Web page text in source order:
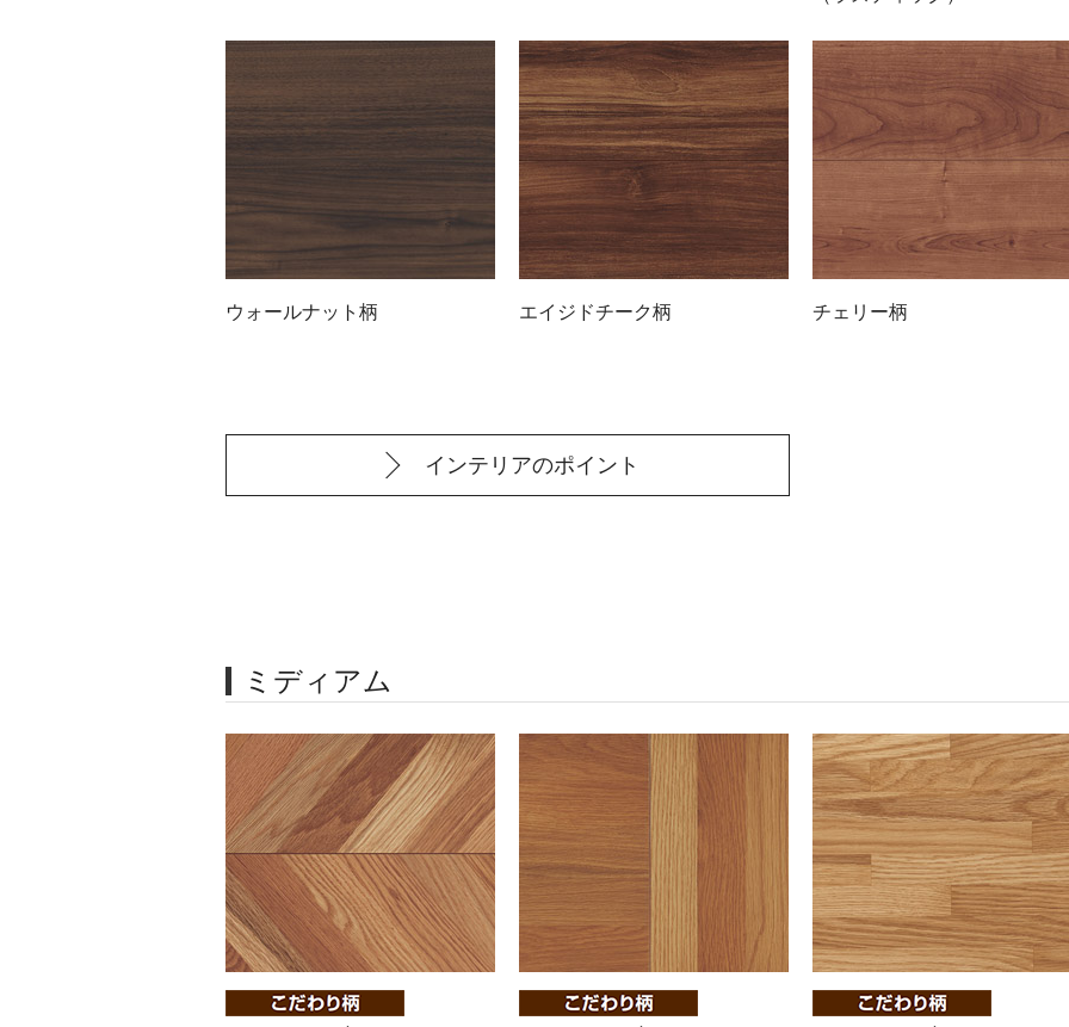
ウォールナット柄 エイジドチーク柄
チェリー柄
インテリアのポイント
ミディアム